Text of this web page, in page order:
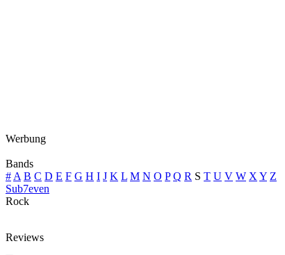
Werbung
Bands
# A B C D E F G H I J K L M N O P Q R S T U V W X Y Z
Sub7even
Rock
Reviews